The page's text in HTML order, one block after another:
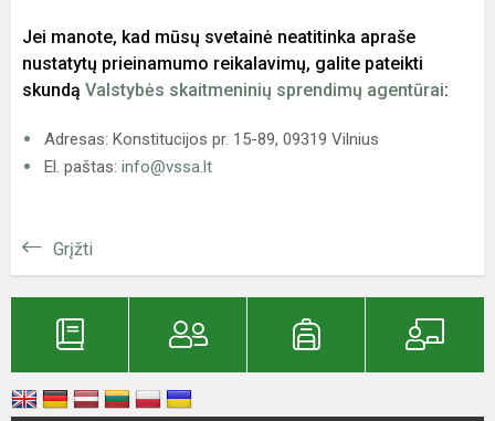
Jei manote, kad mūsų svetainė neatitinka apraše
nustatytų prieinamumo reikalavimų, galite pateikti
skundą Valstybės skaitmeninių sprendimų agentūrai:
Adresas: Konstitucijos pr. 15-89, 09319 Vilnius
El. paštas: info@vssa.lt
Grįžti